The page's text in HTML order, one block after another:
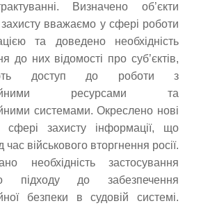
Визначено об’єкти
вважаємо у сфері роботи
та доведено необхідність
до них відомості про суб’єктів,
доступ до роботи з
ресурсами та
системами. Окреслено нові
сфері захисту інформації, що
час військового вторгнення росії.
необхідність застосування
підходу до забезпечення
безпеки в судовій системі.